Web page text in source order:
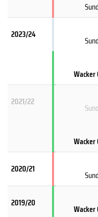
2023/24
Wacker
2021/22
Wacker
2020/21
2019/20
Wacker